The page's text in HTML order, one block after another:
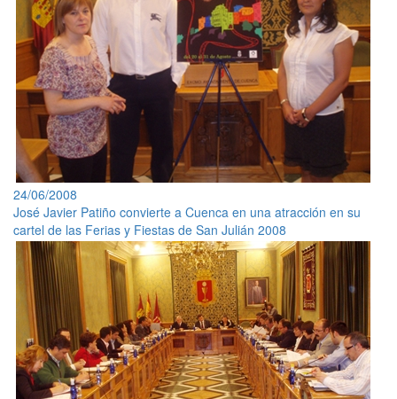
24/06/2008
José Javier Patiño convierte a Cuenca en una atracción en su
cartel de las Ferias y Fiestas de San Julián 2008